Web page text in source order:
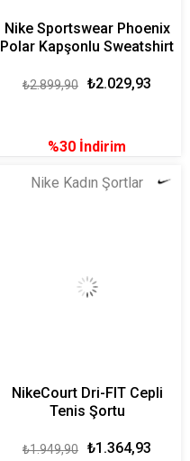
Nike Sportswear Phoenix
Polar Kapşonlu Sweatshirt
₺2.029,93
₺2.899,90
%30 İndirim
Nike Kadın Şortlar
NikeCourt Dri-FIT Cepli
Tenis Şortu
₺1.364,93
₺1.949,90